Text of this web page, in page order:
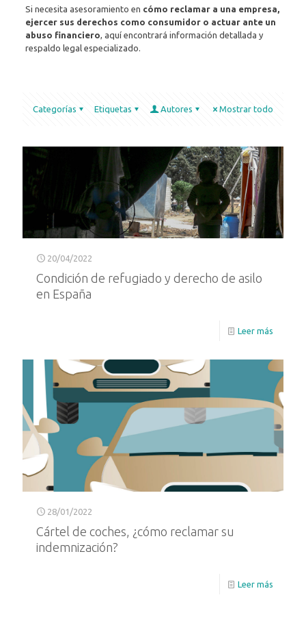
Si necesita asesoramiento en cómo reclamar a una empresa,
ejercer sus derechos como consumidor o actuar ante un
abuso financiero, aquí encontrará información detallada y
respaldo legal especializado.
Categorías Etiquetas Autores Mostrar todo
20/04/2022
Condición de refugiado y derecho de asilo
en España
Leer más
28/01/2022
Cártel de coches, ¿cómo reclamar su
indemnización?
Leer más